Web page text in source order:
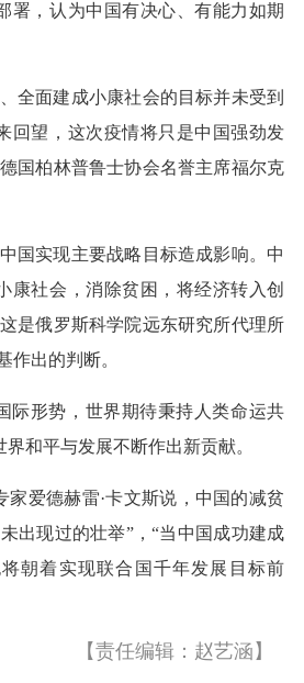
署，认为中国有决心、有能力如期
全面建成小康社会的目标并未受到
回望，这次疫情将只是中国强劲发
国柏林普鲁士协会名誉主席福尔克
国实现主要战略目标造成影响。中
康社会，消除贫困，将经济转入创
是俄罗斯科学院远东研究所代理所
作出的判断。
际形势，世界期待秉持人类命运共
和平与发展不断作出新贡献。
家爱德赫雷·卡文斯说，中国的减贫
出现过的壮举”，“当中国成功建成
朝着实现联合国千年发展目标前
【责任编辑：赵艺涵】